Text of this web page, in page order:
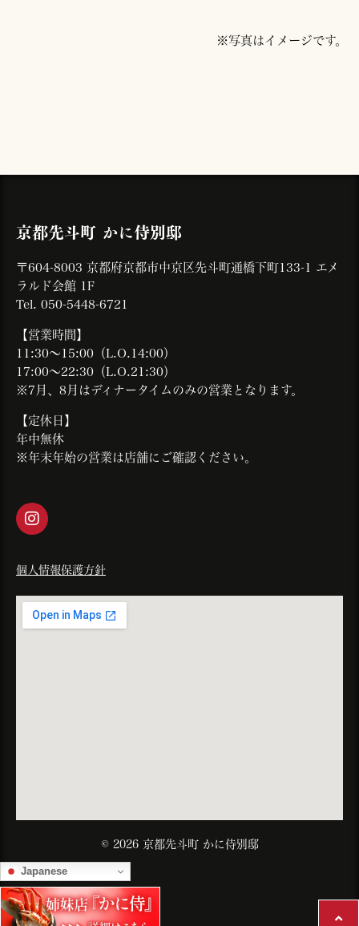
※写真はイメージです。
京都先斗町 かに侍別邸
〒604-8003 京都府京都市中京区先斗町通橋下町133-1 エメ
ラルド会館 1F
Tel. 050-5448-6721
【営業時間】
11:30～15:00（L.O.14:00）
17:00～22:30（L.O.21:30）
※7月、8月はディナータイムのみの営業となります。
【定休日】
年中無休
※年末年始の営業は店舗にご確認ください。
Japanese
個人情報保護方針
© 2026 京都先斗町 かに侍別邸